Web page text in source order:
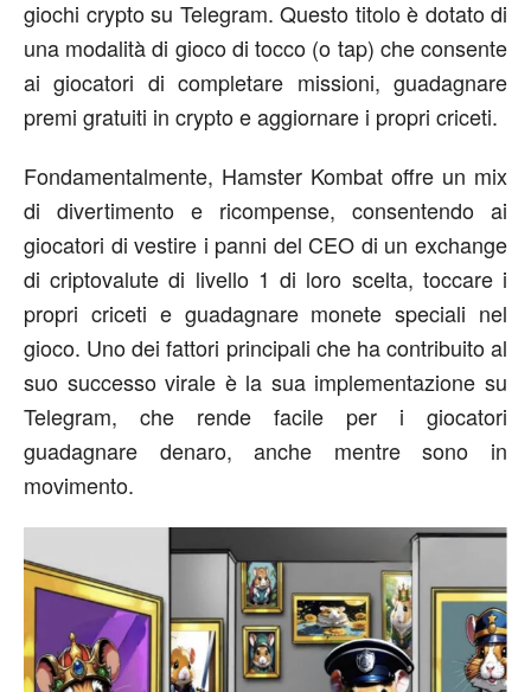
giochi crypto su Telegram. Questo titolo è dotato di
una modalità di gioco di tocco (o tap) che consente
ai giocatori di completare missioni, guadagnare
premi gratuiti in crypto e aggiornare i propri criceti.
Fondamentalmente, Hamster Kombat offre un mix
di divertimento e ricompense, consentendo ai
giocatori di vestire i panni del CEO di un exchange
di criptovalute di livello 1 di loro scelta, toccare i
propri criceti e guadagnare monete speciali nel
gioco. Uno dei fattori principali che ha contribuito al
suo successo virale è la sua implementazione su
Telegram, che rende facile per i giocatori
guadagnare denaro, anche mentre sono in
movimento.